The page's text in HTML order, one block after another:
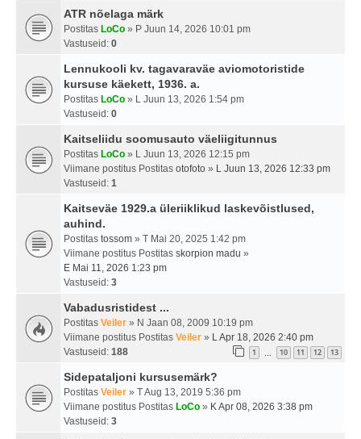
ATR nõelaga märk
Postitas LoCo » P Juun 14, 2026 10:01 pm
Vastuseid: 0
Lennukooli kv. tagavaraväe aviomotoristide
kursuse käekett, 1936. a.
Postitas LoCo » L Juun 13, 2026 1:54 pm
Vastuseid: 0
Kaitseliidu soomusauto väeliigitunnus
Postitas LoCo » L Juun 13, 2026 12:15 pm
Viimane postitus Postitas otofoto » L Juun 13, 2026 12:33 pm
Vastuseid: 1
Kaitseväe 1929.a üleriiklikud laskevõistlused,
auhind.
Postitas tossom » T Mai 20, 2025 1:42 pm
Viimane postitus Postitas skorpion madu »
E Mai 11, 2026 1:23 pm
Vastuseid: 3
Vabadusristidest ...
Postitas Veiler » N Jaan 08, 2009 10:19 pm
Viimane postitus Postitas Veiler » L Apr 18, 2026 2:40 pm
Vastuseid: 188 1 10 11 12 13
Sidepataljoni kursusemärk?
Postitas Veiler » T Aug 13, 2019 5:36 pm
Viimane postitus Postitas LoCo » K Apr 08, 2026 3:38 pm
Vastuseid: 3